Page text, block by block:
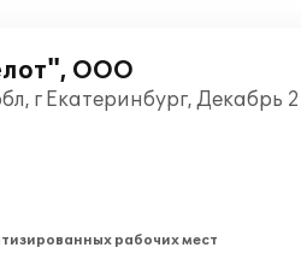
ООО
г Екатеринбург, Декабрь
рабочих мест